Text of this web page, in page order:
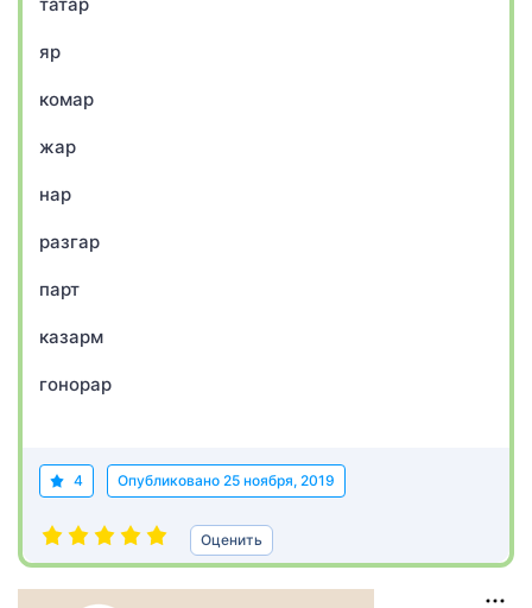
яр
комар
жар
нар
разгар
парт
казарм
гонорар
4 Опубликовано 25 ноября, 2019
Оценить